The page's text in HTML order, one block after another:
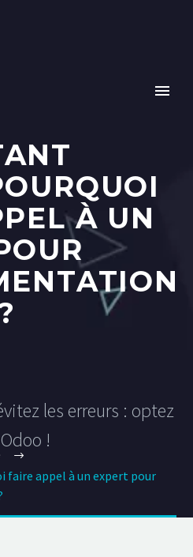
À UN
les erreurs : optez
!
faire appel à un expert pour